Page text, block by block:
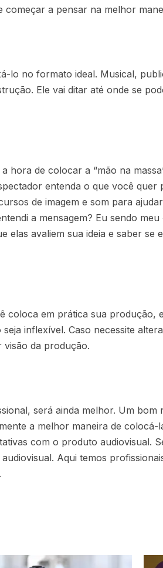
a pensar na melhor
lo no formato ideal. Musical,
Ele vai ditar até onde se
hora de colocar a “mão na
entenda o que você quer
de imagem e som para
a mensagem? Eu sendo meu
avaliem sua ideia e saber se
coloca em prática sua produção,
inflexível. Caso necessite
visão da produção.
será ainda melhor. Um bom
a melhor maneira de
com o produto audiovisual.
Aqui temos